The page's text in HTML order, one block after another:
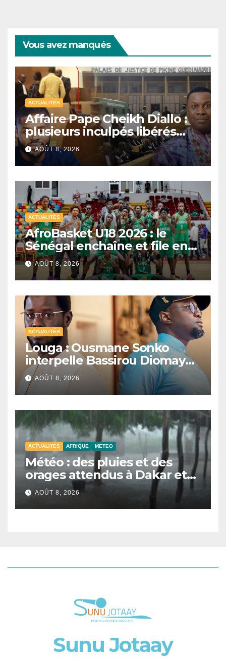
Vous avez manqués
ACTUALITÉS
Affaire Pape Cheikh Diallo :
plusieurs inculpés libérés
après un non-lieu partiel
AOÛT 8, 2026
ACTUALITÉS
AfroBasket U18 2026 : le
Sénégal enchaîne et file en
quarts de finale
AOÛT 8, 2026
ACTUALITÉS
Louga : Ousmane Sonko
interpelle Bassirou Diomaye
Faye sur la date des élections
locales
AOÛT 8, 2026
ACTUALITÉS AFRIQUE METEO
Météo : des pluies et des
orages attendus à Dakar et
dans plusieurs localités ce
samedi
AOÛT 8, 2026
Sunu Jotaay